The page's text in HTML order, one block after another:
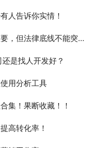
人告诉你实情！
但法律底线不能突破！
是找人开发好？
用分析工具
集！果断收藏！！
高转化率！